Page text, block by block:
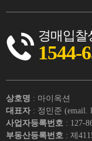
경매입찰
1544-
상호명 : 마이옥션
대표자 : 정민준 (email.
사업자등록번호 : 127-
부동산등록번호 : 제